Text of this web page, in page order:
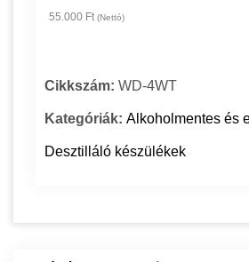
55.000 Ft(Nettó)
Cikkszám: WD-4WT
Kategóriák: Alkoholmentes és
Desztilláló készülékek